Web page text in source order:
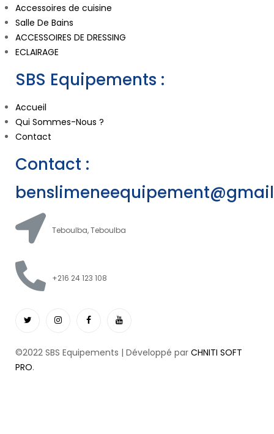
Accessoires de cuisine
Salle De Bains
ACCESSOIRES DE DRESSING
ECLAIRAGE
SBS Equipements :
Accueil
Qui Sommes-Nous ?
Contact
Contact :
Teboulba, Teboulba
+216 24 123 108
©2022 SBS Equipements | Développé par CHNITI SOFT
PRO.